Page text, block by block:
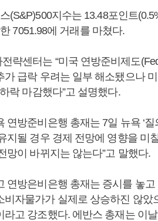
(S&P)500지수는 13.48포인트
7051.98에 거래를 마쳤다.
략센터는 “미국 연방준비제도
가 급락 우려는 일부 해소됐으나
락 마감했다”고 설명했다.
연방준비은행 총재는 7일 뉴욕 ‘
지될 경우 경제 전망에 영향을 미
망이 바뀌지는 않는다”고 말했다.
연방은비은행 총재는 증시를 놓
비자물가가 실제로 상승하진 않았
라고 강조했다. 에반스 총재는 이